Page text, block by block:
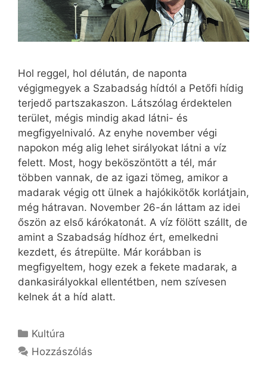
Hol reggel, hol délután, de naponta
végigmegyek a Szabadság hídtól a Petőfi hídig
terjedő partszakaszon. Látszólag érdektelen
terület, mégis mindig akad látni- és
megfigyelnivaló. Az enyhe november végi
napokon még alig lehet sirályokat látni a víz
felett. Most, hogy beköszöntött a tél, már
többen vannak, de az igazi tömeg, amikor a
madarak végig ott ülnek a hajókikötők korlátjain,
még hátravan. November 26-án láttam az idei
őszön az első kárókatonát. A víz fölött szállt, de
amint a Szabadság hídhoz ért, emelkedni
kezdett, és átrepülte. Már korábban is
megfigyeltem, hogy ezek a fekete madarak, a
dankasirályokkal ellentétben, nem szívesen
kelnek át a híd alatt.
Kategória
Kultúra
Hozzászólás